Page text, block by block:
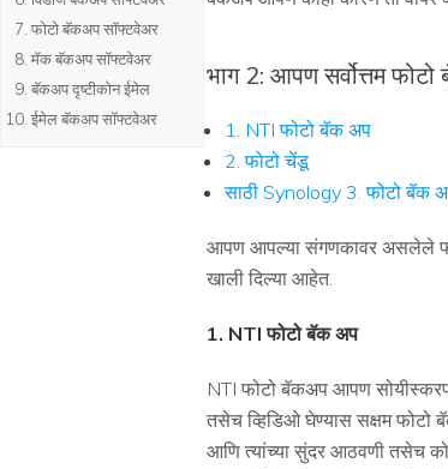
भाग 2: आपण सर्वोत्तम
1. NTI फोटो बॅक अप
2. फोटो चेंडू
साठी Synology 3. फोटो बॅक
आपण आपल्या संगणकावर असलेले
खाली दिल्या आहेत.
1. NTI फोटो बॅक अप
NTI फोटो बॅकअप आपण
तसेच व्हिडिओ घेण्यास सक्षम फोटो
आणि त्यांच्या सुंदर आठवणी तसेच
फोटो बॅकअप सॉफ्टवेअर
मॅक बॅकअप सॉफ्टवेअर
बॅकअप दृष्टीकोन ईमेल
ईमेल बॅकअप सॉफ्टवेअर